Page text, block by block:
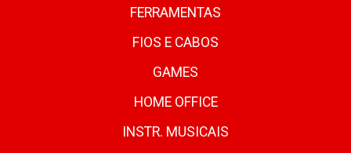
FERRAMENTAS
FIOS E CABOS
GAMES
HOME OFFICE
INSTR. MUSICAIS